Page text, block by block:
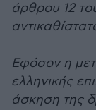
άρθρου 12
Εφόσον η
ελληνικής
άσκηση της